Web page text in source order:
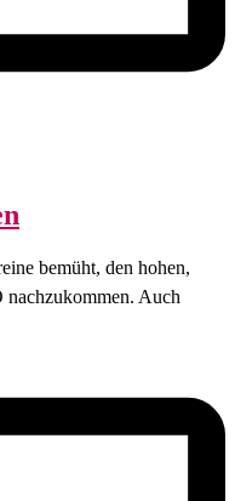
bemüht, den hohen,
Auch